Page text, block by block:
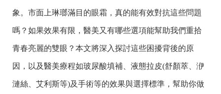
象。市面上琳瑯滿目的眼霜，真的能有效對抗這些問題
嗎？如果效果有限，醫美又有哪些選項能幫助我們重拾
青春亮麗的雙眼？本文將深入探討這些困擾背後的原
因，以及醫美療程如玻尿酸填補、液態拉皮(舒顏萃、洢
漣絲、艾利斯等)及手術等的效果與選擇標準，幫助你做